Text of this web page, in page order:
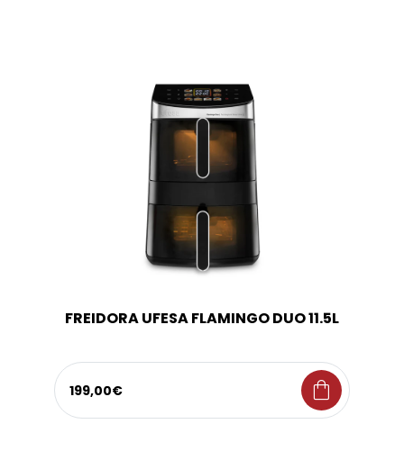
FREIDORA UFESA FLAMINGO DUO 11.5L
199,00€ shopping_bag